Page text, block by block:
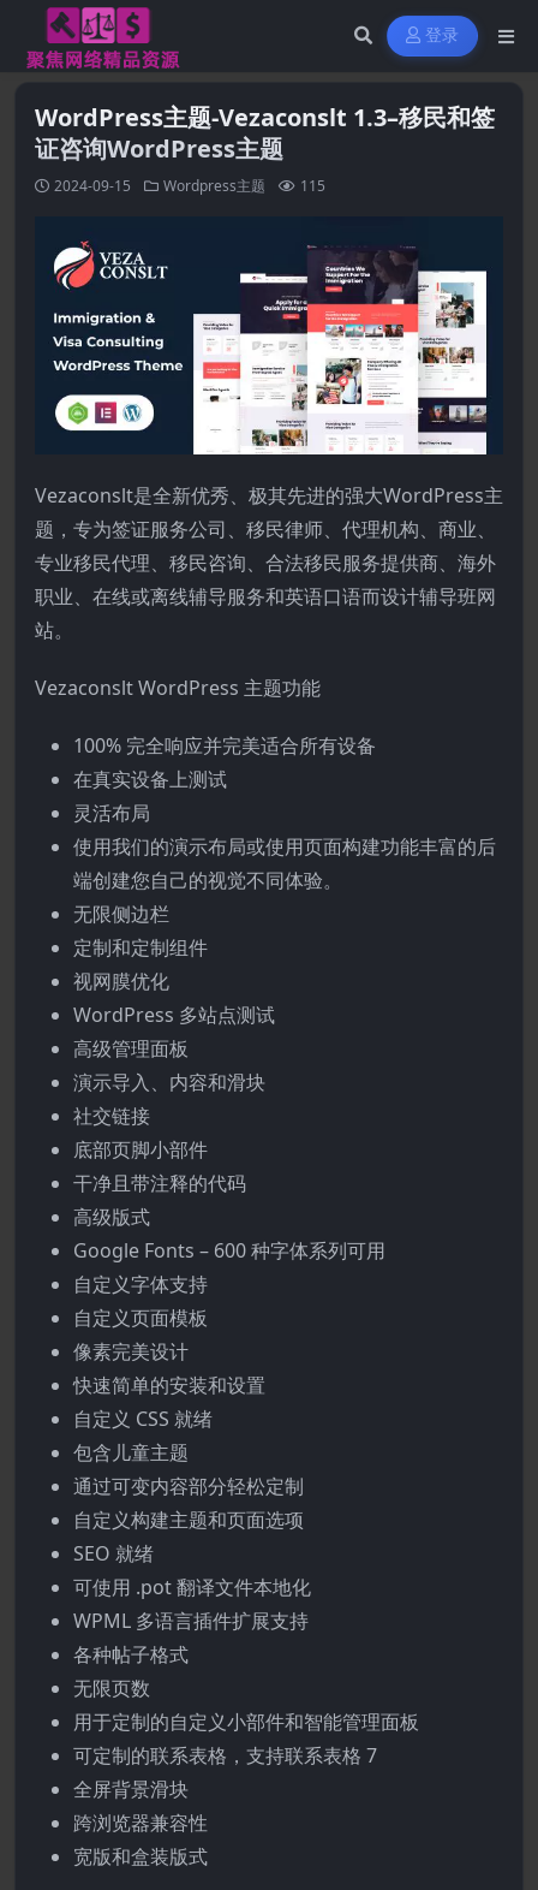
登录
WordPress主题-Vezaconslt 1.3–移民和签
证咨询WordPress主题
2024-09-15 Wordpress主题 115
Vezaconslt是全新优秀、极其先进的强大WordPress主
题，专为签证服务公司、移民律师、代理机构、商业、
专业移民代理、移民咨询、合法移民服务提供商、海外
职业、在线或离线辅导服务和英语口语而设计辅导班网
站。
Vezaconslt WordPress 主题功能
100% 完全响应并完美适合所有设备
在真实设备上测试
灵活布局
使用我们的演示布局或使用页面构建功能丰富的后
端创建您自己的视觉不同体验。
无限侧边栏
定制和定制组件
视网膜优化
WordPress 多站点测试
高级管理面板
演示导入、内容和滑块
社交链接
底部页脚小部件
干净且带注释的代码
高级版式
Google Fonts – 600 种字体系列可用
自定义字体支持
自定义页面模板
像素完美设计
快速简单的安装和设置
自定义 CSS 就绪
包含儿童主题
通过可变内容部分轻松定制
自定义构建主题和页面选项
SEO 就绪
可使用 .pot 翻译文件本地化
WPML 多语言插件扩展支持
各种帖子格式
无限页数
用于定制的自定义小部件和智能管理面板
可定制的联系表格，支持联系表格 7
全屏背景滑块
跨浏览器兼容性
宽版和盒装版式